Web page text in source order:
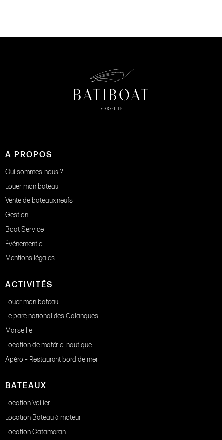
A PROPOS
Qui sommes-nous ?
Louer mon bateau
Vente de bateaux neufs
Gestion
Boat Service
Événementiel
Mentions légales
ACTIVITÉS
Louer mon bateau
Le parc national des Calanques
Marseille
Location de matériel nautique
Apéro – Restaurant bord de mer
BATEAUX
Location Voilier
Location Bateau à moteur
Location Catamaran